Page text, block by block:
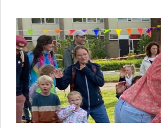
inhoud